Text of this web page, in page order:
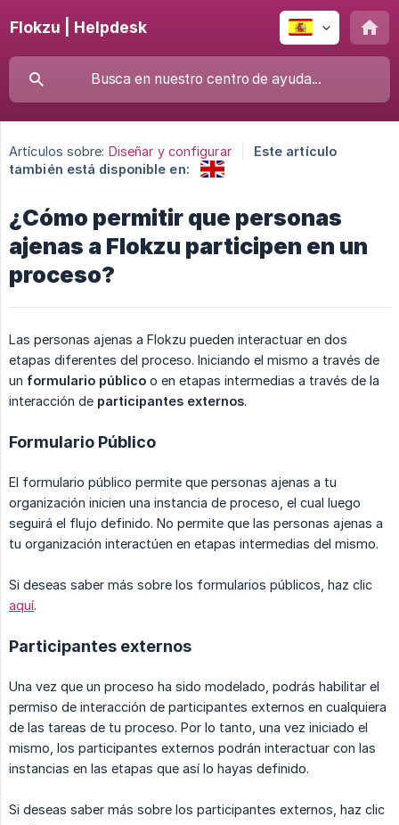
Flokzu | Helpdesk
Artículos sobre: Diseñar y configurar
Este artículo
también está disponible en:
¿Cómo permitir que personas
ajenas a Flokzu participen en un
proceso?
Las personas ajenas a Flokzu pueden interactuar en dos
etapas diferentes del proceso. Iniciando el mismo a través de
un formulario público o en etapas intermedias a través de la
interacción de participantes externos.
Formulario Público
El formulario público permite que personas ajenas a tu
organización inicien una instancia de proceso, el cual luego
seguirá el flujo definido. No permite que las personas ajenas a
tu organización interactúen en etapas intermedias del mismo.
Si deseas saber más sobre los formularios públicos, haz clic
aquí.
Participantes externos
Una vez que un proceso ha sido modelado, podrás habilitar el
permiso de interacción de participantes externos en cualquiera
de las tareas de tu proceso. Por lo tanto, una vez iniciado el
mismo, los participantes externos podrán interactuar con las
instancias en las etapas que así lo hayas definido.
Si deseas saber más sobre los participantes externos, haz clic